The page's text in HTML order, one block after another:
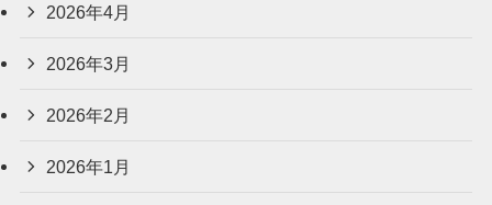
2026年4月
2026年3月
2026年2月
2026年1月